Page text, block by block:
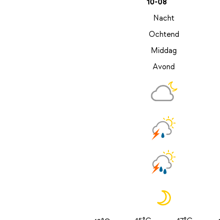
10-08
Nacht
Ochtend
Middag
Avond